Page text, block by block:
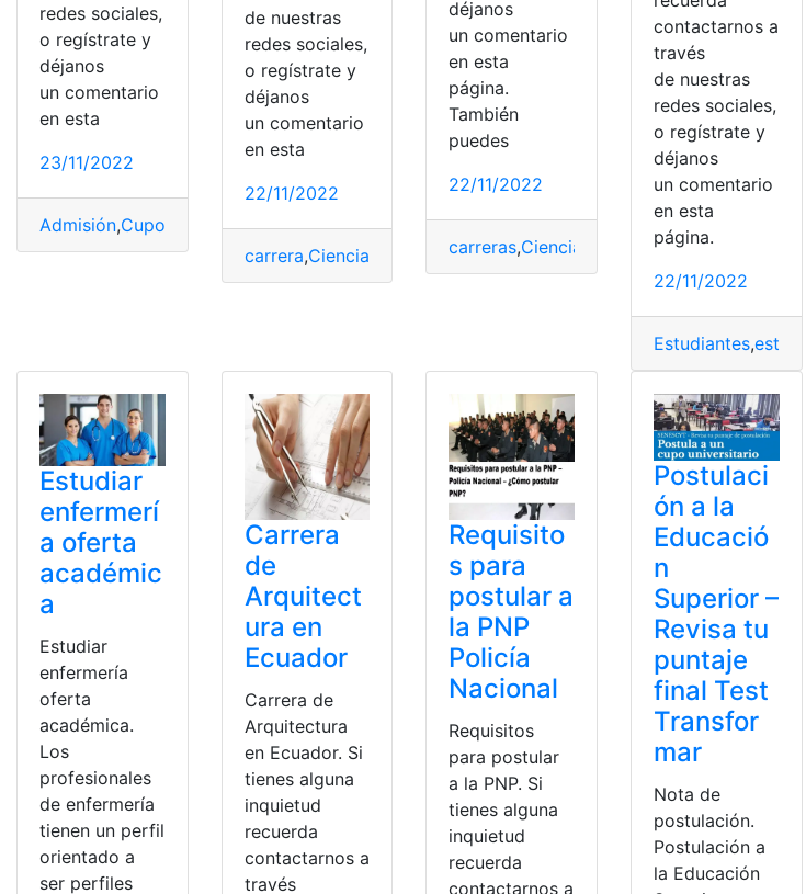
redes sociales,
o regístrate y
déjanos
un comentario
en esta
23/11/2022
Admisión,Cupos Inscripciones,Ministerio de Educación,postulación,
de nuestras
redes sociales,
o regístrate y
déjanos
un comentario
en esta
22/11/2022
carrera,Ciencias Sociales,Inmueble,postulación
déjanos
un comentario
en esta
página.
También
puedes
22/11/2022
carreras,Ciencias Sociales,postulación
contactarnos a
través
de nuestras
redes sociales,
o regístrate y
déjanos
un comentario
en esta
página.
22/11/2022
Estudiantes,estudio
Estudiar
enfermerí
a oferta
académic
a
Estudiar
enfermería
oferta
académica.
Los
profesionales
de enfermería
tienen un perfil
orientado a
ser perfiles
Carrera
de
Arquitect
ura en
Ecuador
Carrera de
Arquitectura
en Ecuador. Si
tienes alguna
inquietud
recuerda
contactarnos a
través
Requisito
s para
postular a
la PNP
Policía
Nacional
Requisitos
para postular
a la PNP. Si
tienes alguna
inquietud
recuerda
contactarnos a
Postulaci
ón a la
Educació
n
Superior –
Revisa tu
puntaje
final Test
Transfor
mar
Nota de
postulación.
Postulación a
la Educación